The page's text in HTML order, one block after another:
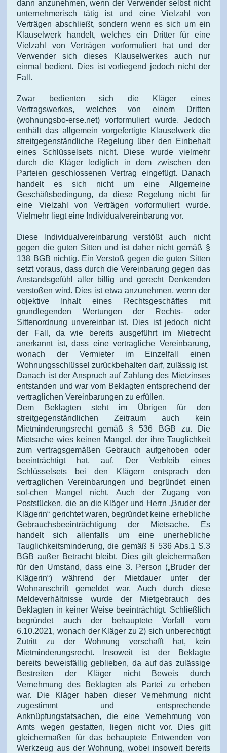
dann anzunehmen, wenn der Verwender selbst nicht
unternehmerisch tätig ist und eine Vielzahl von
Verträgen abschließt, sondern wenn es sich um ein
Klauselwerk handelt, welches ein Dritter für eine
Vielzahl von Verträgen vorformuliert hat und der
Verwender sich dieses Klauselwerkes auch nur
einmal bedient. Dies ist vorliegend jedoch nicht der
Fall.
Zwar bedienten sich die Kläger eines
Vertragswerkes, welches von einem Dritten
(wohnungsbo-erse.net) vorformuliert wurde. Jedoch
enthält das allgemein vorgefertigte Klauselwerk die
streitgegenständliche Regelung über den Einbehalt
eines Schlüsselsets nicht. Diese wurde vielmehr
durch die Kläger lediglich in dem zwischen den
Parteien geschlossenen Vertrag eingefügt. Danach
handelt es sich nicht um eine Allgemeine
Geschäftsbedingung, da diese Regelung nicht für
eine Vielzahl von Verträgen vorformuliert wurde.
Vielmehr liegt eine Individualvereinbarung vor.
Diese Individualvereinbarung verstößt auch nicht
gegen die guten Sitten und ist daher nicht gemäß §
138 BGB nichtig. Ein Verstoß gegen die guten Sitten
setzt voraus, dass durch die Vereinbarung gegen das
Anstandsgefühl aller billig und gerecht Denkenden
verstoßen wird. Dies ist etwa anzunehmen, wenn der
objektive Inhalt eines Rechtsgeschäftes mit
grundlegenden Wertungen der Rechts- oder
Sittenordnung unvereinbar ist. Dies ist jedoch nicht
der Fall, da wie bereits ausgeführt im Mietrecht
anerkannt ist, dass eine vertragliche Vereinbarung,
wonach der Vermieter im Einzelfall einen
Wohnungsschlüssel zurückbehalten darf, zulässig ist.
Danach ist der Anspruch auf Zahlung des Mietzinses
entstanden und war vom Beklagten entsprechend der
vertraglichen Vereinbarungen zu erfüllen.
Dem Beklagten steht im Übrigen für den
streitgegenständlichen Zeitraum auch kein
Mietminderungsrecht gemäß § 536 BGB zu. Die
Mietsache wies keinen Mangel, der ihre Tauglichkeit
zum vertragsgemäßen Gebrauch aufgehoben oder
beeinträchtigt hat, auf. Der Verbleib eines
Schlüsselsets bei den Klägern entsprach den
vertraglichen Vereinbarungen und begründet einen
sol-chen Mangel nicht. Auch der Zugang von
Poststücken, die an die Kläger und Herrn „Bruder der
Klägerin“ gerichtet waren, begründet keine erhebliche
Gebrauchsbeeinträchtigung der Mietsache. Es
handelt sich allenfalls um eine unerhebliche
Tauglichkeitsminderung, die gemäß § 536 Abs.1 S.3
BGB außer Betracht bleibt. Dies gilt gleichermaßen
für den Umstand, dass eine 3. Person („Bruder der
Klägerin“) während der Mietdauer unter der
Wohnanschrift gemeldet war. Auch durch diese
Meldeverhältnisse wurde der Mietgebrauch des
Beklagten in keiner Weise beeinträchtigt. Schließlich
begründet auch der behauptete Vorfall vom
6.10.2021, wonach der Kläger zu 2) sich unberechtigt
Zutritt zu der Wohnung verschafft hat, kein
Mietminderungsrecht. Insoweit ist der Beklagte
bereits beweisfällig geblieben, da auf das zulässige
Bestreiten der Kläger nicht Beweis durch
Vernehmung des Beklagten als Partei zu erheben
war. Die Kläger haben dieser Vernehmung nicht
zugestimmt und entsprechende
Anknüpfungstatsachen, die eine Vernehmung von
Amts wegen gestatten, liegen nicht vor. Dies gilt
gleichermaßen für das behauptete Entwenden von
Werkzeug aus der Wohnung, wobei insoweit bereits